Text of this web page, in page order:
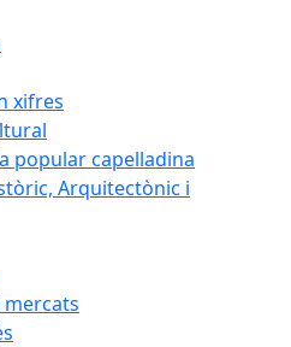
xifres
popular capelladina
Arquitectònic i
mercats